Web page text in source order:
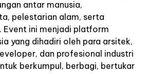
antar manusia,
pelestarian alam, serta
Event ini menjadi platform
yang dihadiri oleh para arsitek,
dan profesional industri
berkumpul, berbagi, bertukar